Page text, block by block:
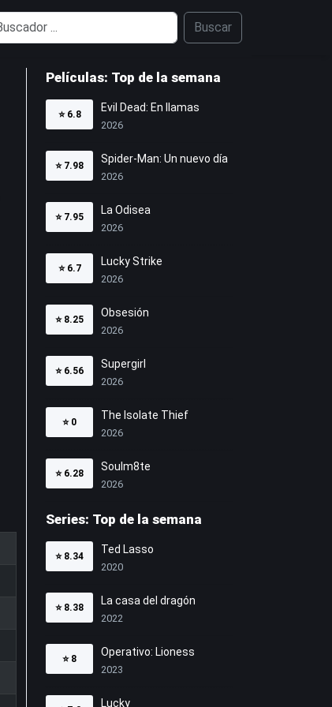
Buscar
Películas: Top de la semana
⭐ 6.8
Evil Dead: En llamas
2026
⭐ 7.98
Spider-Man: Un nuevo día
2026
⭐ 7.95
La Odisea
2026
⭐ 6.7
Lucky Strike
2026
⭐ 8.25
Obsesión
2026
⭐ 6.56
Supergirl
2026
⭐ 0
The Isolate Thief
2026
⭐ 6.28
Soulm8te
2026
Series: Top de la semana
⭐ 8.34
Ted Lasso
2020
⭐ 8.38
La casa del dragón
2022
⭐ 8
Operativo: Lioness
2023
Lucky